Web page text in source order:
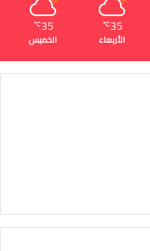
35
℃
الأربعاء
35
℃
الخميس